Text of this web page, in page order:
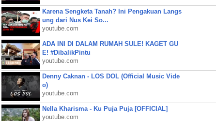
Karena Sengketa Tanah? Ini Pengakuan Langs
ung dari Nus Kei So...
youtube.com
ADA INI DI DALAM RUMAH SULE! KAGET GU
E! #DibalikPintu
youtube.com
Denny Caknan - LOS DOL (Official Music Vide
o)
youtube.com
Nella Kharisma - Ku Puja Puja [OFFICIAL]
youtube.com